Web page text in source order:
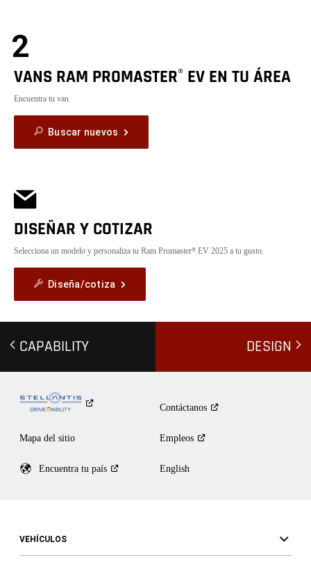
2
VANS RAM PROMASTER® EV EN TU ÁREA
Encuentra tu van
Buscar nuevos
DISEÑAR Y COTIZAR
Selecciona un modelo y personaliza tu Ram Promaster® EV 2025 a tu gusto.
Diseña/cotiza
CAPABILITY DESIGN
Contáctanos
Mapa del sitio Empleos
Encuentra tu país English
VEHÍCULOS